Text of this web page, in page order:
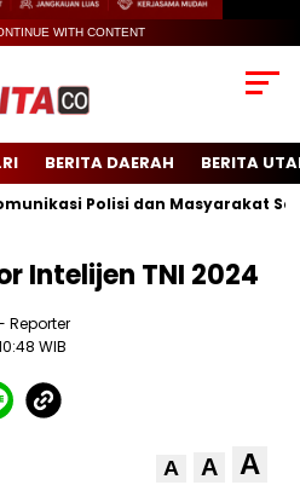
WITH CONTENT
BERITA DAERAH BERITA
Polisi dan Masyarakat
Intelijen TNI 2024
Reporter
WIB
A A A